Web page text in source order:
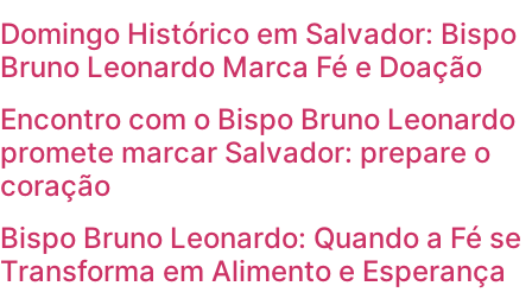
Domingo Histórico em Salvador: Bispo
Bruno Leonardo Marca Fé e Doação
Encontro com o Bispo Bruno Leonardo
promete marcar Salvador: prepare o
coração
Bispo Bruno Leonardo: Quando a Fé se
Transforma em Alimento e Esperança